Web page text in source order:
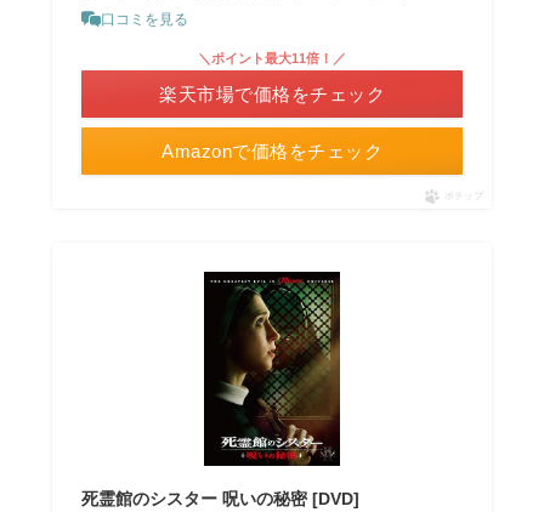
口コミを見る
Amazonで価格をチェック
＼ポイント最大11倍！／
楽天市場で価格をチェック
ポチップ
死霊館のシスター 呪いの秘密 [DVD]